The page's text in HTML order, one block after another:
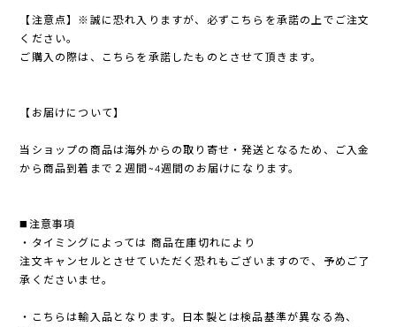
【注意点】※誠に恐れ入りますが、必ずこちらを承諾の上でご注文
ください。
ご購入の際は、こちらを承諾したものとさせて頂きます。
【お届けについて】
当ショップの商品は海外からの取り寄せ・発送となるため、ご入金
から商品到着まで２週間~4週間のお届けになります。
◼️注意事項
・タイミングによっては 商品在庫切れにより
注文キャンセルとさせていただく恐れもございますので、予めご了
承くださいませ。
・こちらは輸入品となります。日本製とは検品基準が異なる為、